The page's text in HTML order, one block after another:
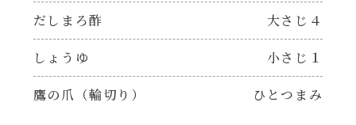
シャンタン鍋
おもてなし
だしまろ酢
聖護院かぶらのもみじおろしぽん酢
ハコネーゼ 完熟トマト
だしまろ酢 大さじ４
しょうゆ 小さじ１
鷹の爪（輪切り） ひとつまみ